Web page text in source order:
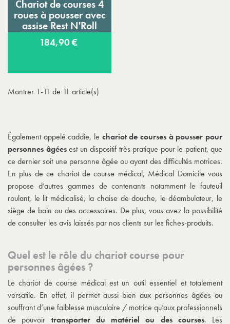
Chariot de courses 4
roues à pousser avec
assise Rest N'Roll
184,90 €
Montrer 1-11 de 11 article(s)
Également appelé caddie, le chariot de courses à pousser pour
personnes âgéesest un dispositif très pratique pour le patient, que
ce dernier soit une personne âgée ou ayant des difficultés motrices.
En plus de ce chariot de course médical, Médical Domicile vous
propose d’autres gammes de contenants notamment le fauteuil
roulant, le lit médicalisé, la chaise de douche, le déambulateur, le
siège de bain ou des accessoires. De plus, vous avez la possibilité
de consulter les avis laissés par nos clients sur les fiches-produits.
Quel est le rôle du chariot course pour
personnes âgées ?
Le chariot de course médical est un outil essentiel et totalement
versatile. En effet, il permet aussi bien aux personnes âgées ou
souffrant d’une faiblesse musculaire / motrice qu’aux professionnels
de pouvoir transporter du matériel ou des courses. Les